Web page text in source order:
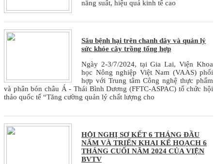
năng suất, hiệu quả kinh tế cao
Sâu bệnh hại trên chanh dây và quản lý
sức khỏe cây trồng tổng hợp
Ngày 2-3/7/2024, tại Gia Lai, Viện Khoa
học Nông nghiệp Việt Nam (VAAS) phối
hợp với Trung tâm Công nghệ thực phẩm
và phân bón châu Á - Thái Bình Dương (FFTC-ASPAC) tổ chức hội
thảo quốc tế “Tăng cường quản lý chất lượng cho
HỘI NGHỊ SƠ KẾT 6 THÁNG ĐẦU
NĂM VÀ TRIỂN KHAI KẾ HOẠCH 6
THÁNG CUỐI NĂM 2024 CỦA VIỆN
BVTV